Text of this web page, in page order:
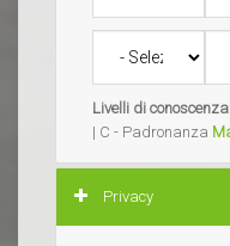
Livelli di
| C - Padronanza
Nascondi
Privacy